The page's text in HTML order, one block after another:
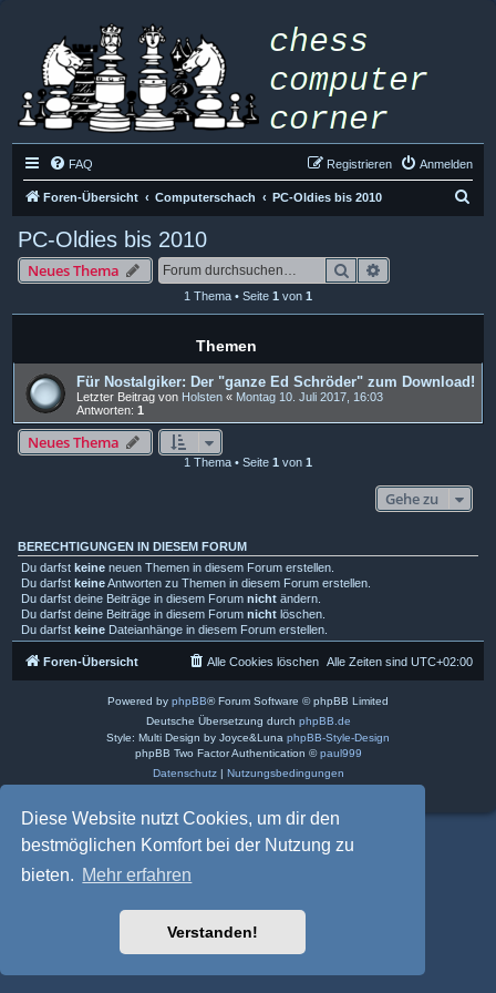
Diese Website nutzt Cookies, um dir den
bestmöglichen Komfort bei der Nutzung zu
bieten. Mehr erfahren
Verstanden!
FAQ Anmelden
Registrieren
Foren-Übersicht Computerschach PC-Oldies bis 2010
PC-Oldies bis 2010
Neues Thema Suche
1 Thema • Seite 1 von 1
Themen
Für Nostalgiker: Der "ganze Ed Schröder" zum Download!
Letzter Beitrag von Holsten « Montag 10. Juli 2017, 16:03
Antworten: 1
Neues Thema
1 Thema • Seite 1 von 1
Gehe zu
BERECHTIGUNGEN IN DIESEM FORUM
Du darfst keine neuen Themen in diesem Forum erstellen.
Du darfst keineAntworten zu Themen in diesem Forum erstellen.
Du darfst deine Beiträge in diesem Forum nicht ändern.
Du darfst deine Beiträge in diesem Forum nicht löschen.
Du darfst keine Dateianhänge in diesem Forum erstellen.
Foren-Übersicht Alle Zeiten sind UTC+02:00
Alle Cookies löschen
Powered by phpBB® Forum Software © phpBB Limited
Deutsche Übersetzung durch phpBB.de
Style: Multi Design by Joyce&Luna phpBB-Style-Design
phpBB Two Factor Authentication ©paul999
Datenschutz| Nutzungsbedingungen